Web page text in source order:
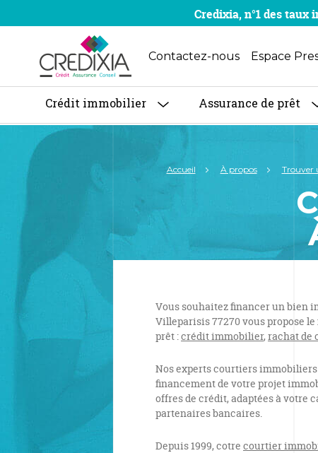
Credixia, n°1 des
Contactez-nous Espace
Crédit immobilier Assurance de prêt
Accueil À propos Trouver
Vous souhaitez financer un bien
Villeparisis 77270 vous propose
prêt :crédit immobilier, rachat de
Nos experts courtiers
financement de votre projet
offres de crédit, adaptées à votre
partenaires bancaires.
Depuis 1999, cotre courtier